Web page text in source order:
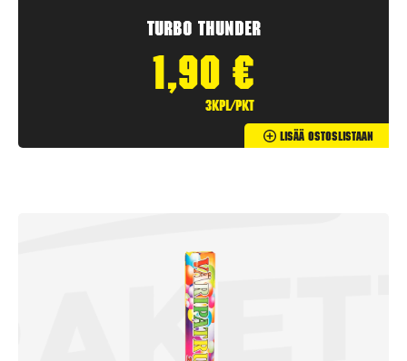
Turbo Thunder
1,90 €
3kpl/pkt
Lisää Ostoslistaan